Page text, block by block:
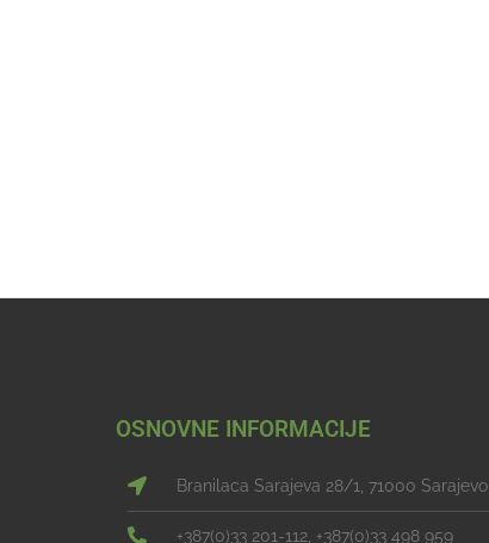
OSNOVNE INFORMACIJE
Branilaca Sarajeva 28/1, 71000 Sarajevo
+387(0)33 201-112, +387(0)33 498 959